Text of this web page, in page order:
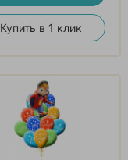
Купить в 1 клик